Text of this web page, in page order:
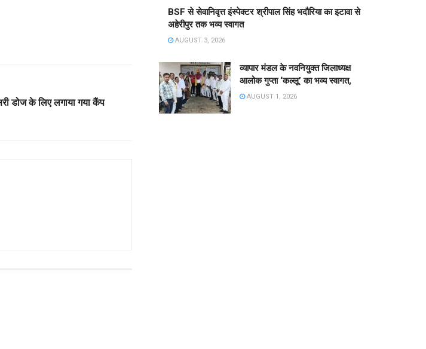
डोज के लिए लगाया गया कैंप
BSF से सेवानिवृत्त इंस्पेक्टर श्रीपाल सिंह भदौरिया का इटावा से
अहेरीपुर तक भव्य स्वागत
AUGUST 3, 2026
व्यापार मंडल के नवनियुक्त जिलाध्यक्ष
आलोक गुप्ता ‘कल्लू’ का भव्य स्वागत,
AUGUST 1, 2026